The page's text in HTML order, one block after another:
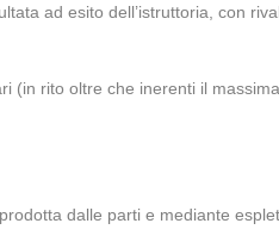
ad esito dell’istruttoria, con
(in rito oltre che inerenti il
dalle parti e mediante